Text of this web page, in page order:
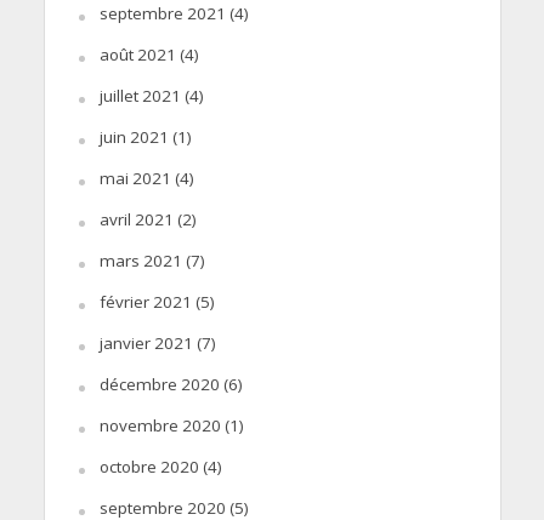
septembre 2021 (4)
août 2021 (4)
juillet 2021 (4)
juin 2021 (1)
mai 2021 (4)
avril 2021 (2)
mars 2021 (7)
février 2021 (5)
janvier 2021 (7)
décembre 2020 (6)
novembre 2020 (1)
octobre 2020 (4)
septembre 2020 (5)